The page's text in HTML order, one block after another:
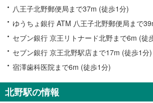
八王子北野郵便局まで37m (徒歩1分)
ゆうちょ銀行 ATM 八王子北野郵便局まで
セブン銀行 京王リトナード北野まで6m (徒
セブン銀行 京王北野駅店まで17m (徒歩1分)
宿澤歯科医院まで6m (徒歩1分)
北野駅の情報